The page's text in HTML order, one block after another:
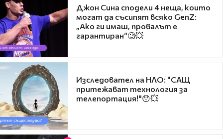
Джон Сина сподели 4 неща, които
могат да съсипят всяко GenZ:
„Ако ги имаш, провалът е
гарантиран“🧐💥
Изследовател на НЛО: "САЩ
притежават технология за
телепортация!"😯💥